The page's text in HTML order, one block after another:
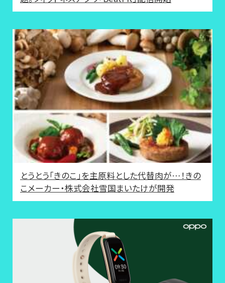
とうとう「きのこ」を主原料とした代替肉が…！きの
こメーカー・株式会社雪国まいたけが開発